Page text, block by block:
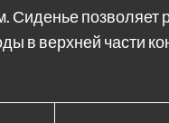
позволяет
в верхней части